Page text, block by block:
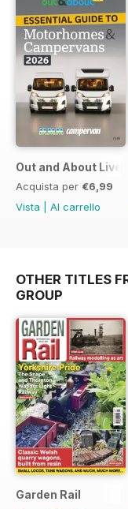
Out and About
Acquista per €6,99
Vista
Al carrello
OTHER TITLES
GROUP
Garden Rail